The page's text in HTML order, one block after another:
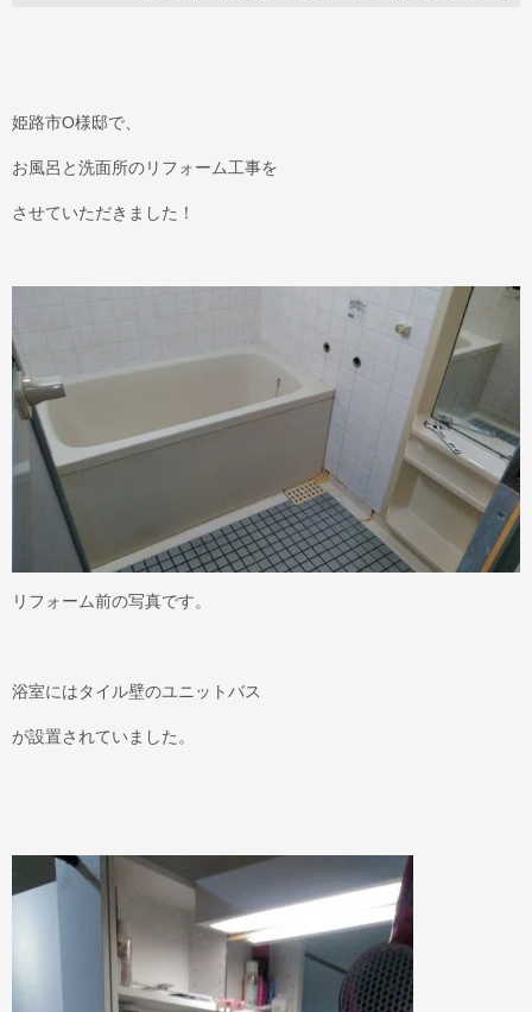
姫路市O様邸で、
お風呂と洗面所のリフォーム工事を
させていただきました！
リフォーム前の写真です。
浴室にはタイル壁のユニットバス
が設置されていました。